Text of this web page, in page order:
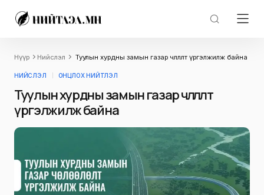
Нүүр Нийслэл Туулын хурдны замын газар чөлөөлөлт үргэлжилж байна
НИЙСЛЭЛ ОНЦЛОХ НИЙТЛЭЛ
Туулын хурдны замын газар чөлөөлөлт
үргэлжилж байна